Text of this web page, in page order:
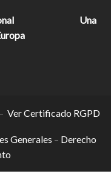
Una
Ver Certificado RGPD
Generales – Derecho